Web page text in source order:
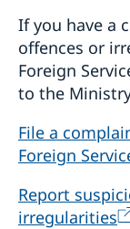
If you have a
offences or
Foreign
to the
File a
Foreign
Report
irregularities